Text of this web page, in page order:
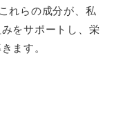
れらの成分が、私
をサポートし、栄
ます。